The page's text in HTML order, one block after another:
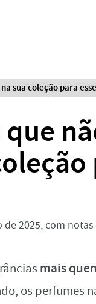
sua coleção para
2025, com
mais
os perfumes